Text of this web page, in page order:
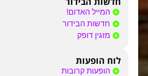
המייל האדום!
חדשות הבידור
מזגין דופק
לוח הופעות
הופעות קרובות